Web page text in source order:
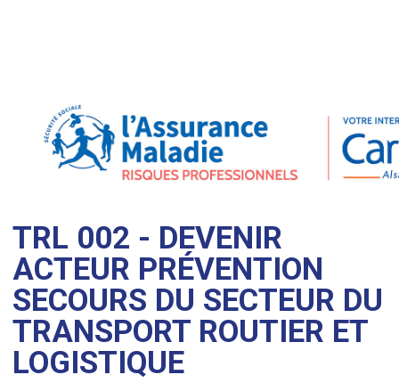
TRL 002 - DEVENIR
ACTEUR PRÉVENTION
SECOURS DU SECTEUR DU
TRANSPORT ROUTIER ET
LOGISTIQUE